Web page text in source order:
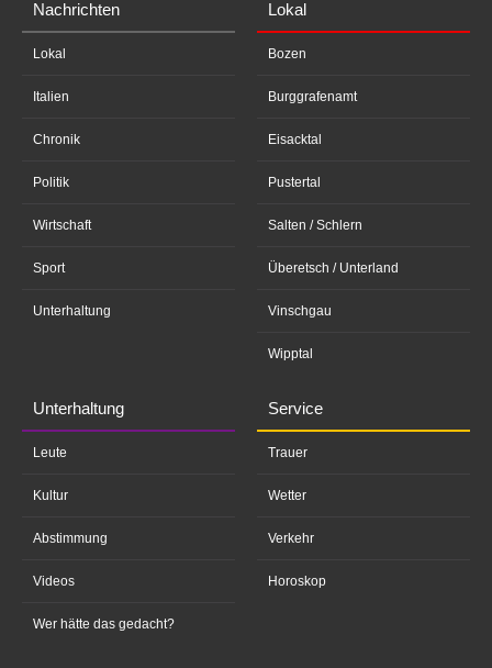
Nachrichten
Lokal
Italien
Chronik
Politik
Wirtschaft
Sport
Unterhaltung
Lokal
Bozen
Burggrafenamt
Eisacktal
Pustertal
Salten / Schlern
Überetsch / Unterland
Vinschgau
Wipptal
Unterhaltung
Leute
Kultur
Abstimmung
Videos
Wer hätte das gedacht?
Service
Trauer
Wetter
Verkehr
Horoskop